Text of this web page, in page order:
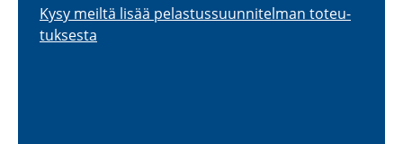
Kysy meiltä lisää pelas­tus­suun­ni­telman toteu­
tuk­sesta